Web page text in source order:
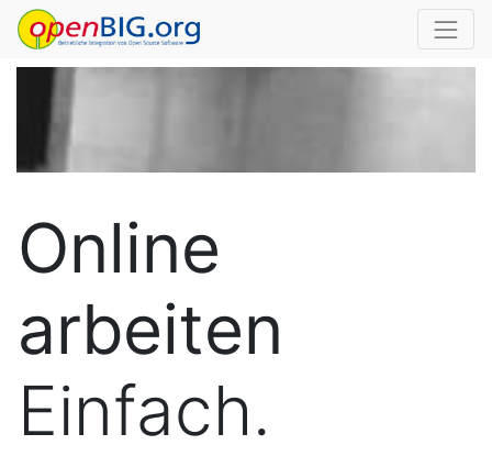
Online
arbeiten
Einfach.